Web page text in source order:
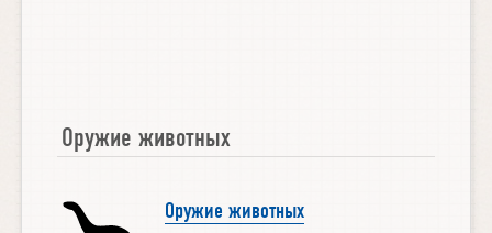
Оружие животных
Оружие животных